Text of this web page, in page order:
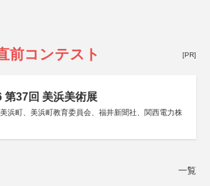
前コンテスト [PR]
第37回 美浜美術展
浜町、美浜町教育委員会、福井新聞社、関西電力株
一覧